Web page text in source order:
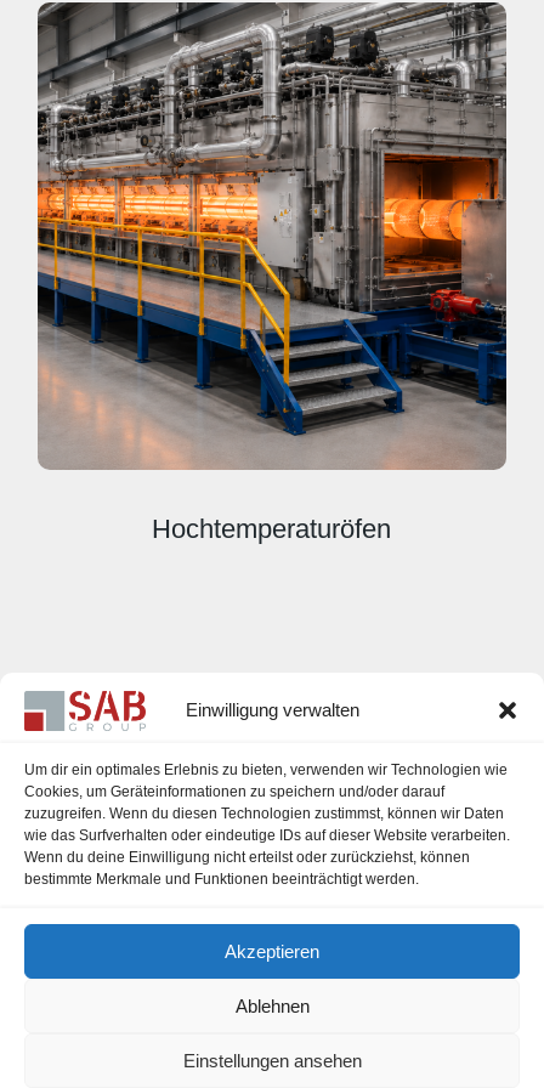
Einwilligung verwalten
Um dir ein optimales Erlebnis zu bieten, verwenden wir Technologien wie
Cookies, um Geräteinformationen zu speichern und/oder darauf
zuzugreifen. Wenn du diesen Technologien zustimmst, können wir Daten
wie das Surfverhalten oder eindeutige IDs auf dieser Website verarbeiten.
Wenn du deine Einwilligung nicht erteilst oder zurückziehst, können
bestimmte Merkmale und Funktionen beeinträchtigt werden.
Akzeptieren
Ablehnen
Einstellungen ansehen
Hochtemperaturöfen
Karriere
Impressum
Datenschutzerklärung
Cookie-Richtlinie (EU)
office@sab-group.com